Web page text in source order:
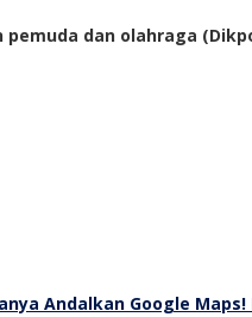
pemuda dan olahraga
Andalkan Google